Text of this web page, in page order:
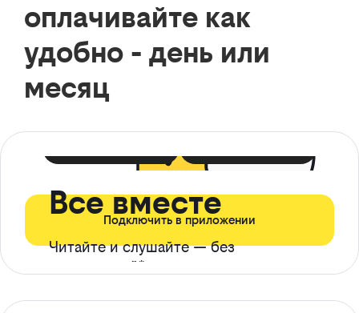
оплачивайте как
удобно - день или
месяц
Все вместе
Читайте и слушайте — без
ограничений*
Подключить в приложении